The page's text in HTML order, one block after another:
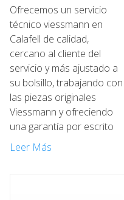
Ofrecemos un servicio
técnico viessmann en
Calafell de calidad,
cercano al cliente del
servicio y más ajustado a
su bolsillo, trabajando con
las piezas originales
Viessmann y ofreciendo
una garantía por escrito
Leer Más